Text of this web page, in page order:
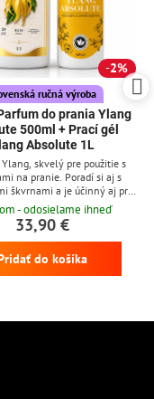
2%
ručná výroba
do prania Ylang
500ml + Prací gél
Absolute 1L
skvelý pre použitie s
na pranie. Poradí si aj s
škvrnami a je účinný aj pri
nízkych teplotách
- odosielame ihneď
33,90 €
do košíka